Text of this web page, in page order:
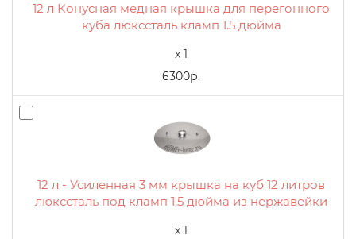
12 л Конусная медная крышка для перегонного
куба люкссталь кламп 1.5 дюйма
x 1
6300р.
12 л - Усиленная 3 мм крышка на куб 12 литров
люкссталь под кламп 1.5 дюйма из нержавейки
x 1